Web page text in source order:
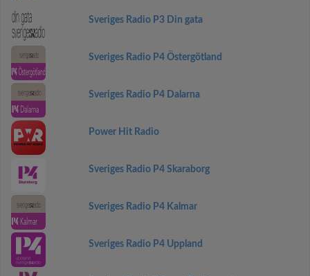
Sveriges Radio P3 Din gata
Sveriges Radio P4 Östergötland
Sveriges Radio P4 Dalarna
Power Hit Radio
Sveriges Radio P4 Skaraborg
Sveriges Radio P4 Kalmar
Sveriges Radio P4 Uppland